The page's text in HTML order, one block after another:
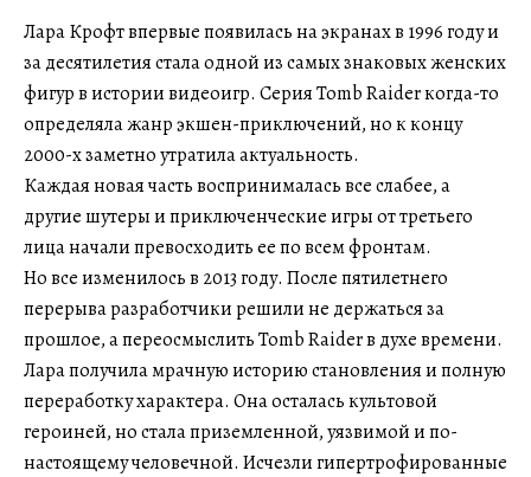
Лара Крофт впервые появилась на экранах в 1996 году и
за десятилетия стала одной из самых знаковых женских
фигур в истории видеоигр. Серия Tomb Raider когда-то
определяла жанр экшен-приключений, но к концу
2000-х заметно утратила актуальность.
Каждая новая часть воспринималась все слабее, а
другие шутеры и приключенческие игры от третьего
лица начали превосходить ее по всем фронтам.
Но все изменилось в 2013 году. После пятилетнего
перерыва разработчики решили не держаться за
прошлое, а переосмыслить Tomb Raider в духе времени.
Лара получила мрачную историю становления и полную
переработку характера. Она осталась культовой
героиней, но стала приземленной, уязвимой и по-
настоящему человечной. Исчезли гипертрофированные